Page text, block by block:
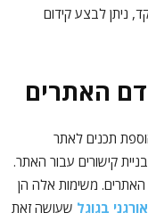
ניתן לבצע קידום
האתרים
תכנים לאתר
קישורים עבור האתר.
האתרים. משימות אלה הן
בגוגל שעושה זאת